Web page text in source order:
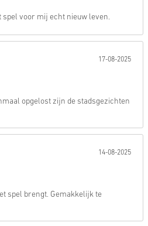
spel voor mij echt nieuw leven.
17-08-2025
opgelost zijn de stadsgezichten
14-08-2025
spel brengt. Gemakkelijk te